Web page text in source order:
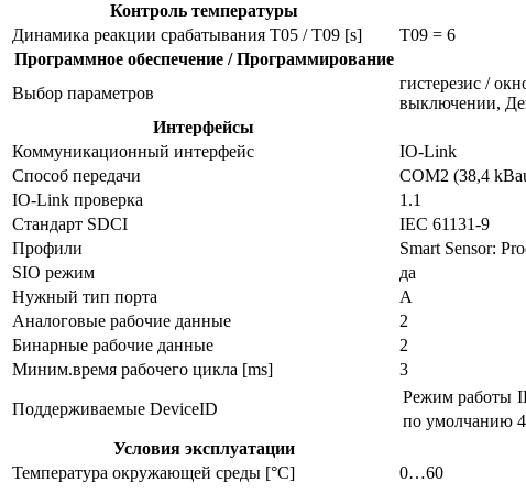
Контроль температуры
Динамика реакции срабатывания T05 / T09 [s]
T09 = 6
Программное обеспечение / Программирование
Выбор параметров
гистерезис /
выключении,
Интерфейсы
Коммуникационный интерфейс
IO-Link
Способ передачи
COM2 (38,4
IO-Link проверка
1.1
Стандарт SDCI
IEC 61131-9
Профили
Smart Sensor:
SIO режим
да
Нужный тип порта
A
Аналоговые рабочие данные
2
Бинарные рабочие данные
2
Миним.время рабочего цикла [ms]
3
Поддерживаемые DeviceID
Режим работы
по умолчанию
Условия эксплуатации
Температура окружающей среды [°C]
0…60